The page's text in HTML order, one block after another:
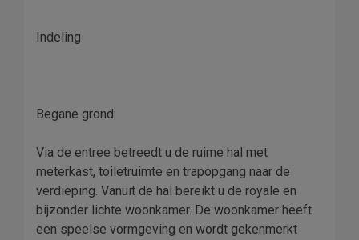
Indeling
Begane grond:
Via de entree betreedt u de ruime hal met
meterkast, toiletruimte en trapopgang naar de
verdieping. Vanuit de hal bereikt u de royale en
bijzonder lichte woonkamer. De woonkamer heeft
een speelse vormgeving en wordt gekenmerkt